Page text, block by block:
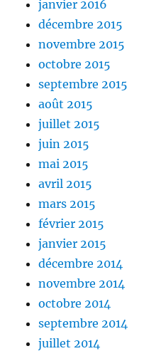
janvier 2016
décembre 2015
novembre 2015
octobre 2015
septembre 2015
août 2015
juillet 2015
juin 2015
mai 2015
avril 2015
mars 2015
février 2015
janvier 2015
décembre 2014
novembre 2014
octobre 2014
septembre 2014
juillet 2014